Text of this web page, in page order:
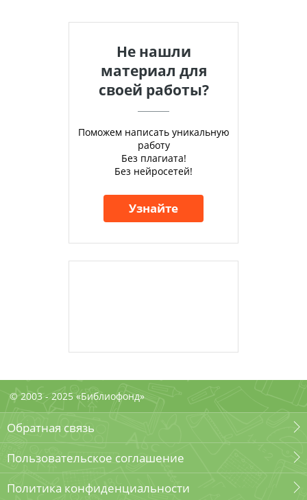
Не нашли
материал для
своей работы?
Поможем написать уникальную
работу
Без плагиата!
Без нейросетей!
Узнайте
© 2003 - 2025 «Библиофонд»
Обратная связь
Пользовательское соглашение
Политика конфиденциальности